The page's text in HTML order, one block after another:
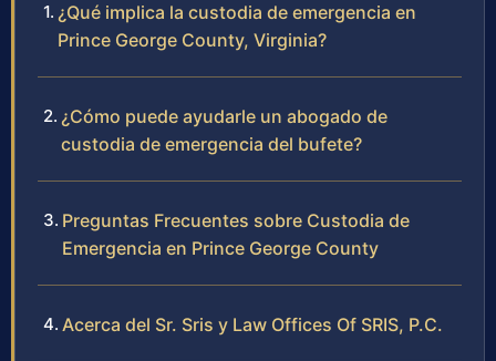
¿Qué implica la custodia de emergencia en
Prince George County, Virginia?
¿Cómo puede ayudarle un abogado de
custodia de emergencia del bufete?
Preguntas Frecuentes sobre Custodia de
Emergencia en Prince George County
Acerca del Sr. Sris y Law Offices Of SRIS, P.C.